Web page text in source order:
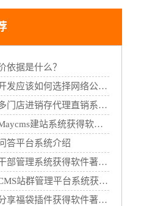
经营
依据是什么？
上海直销系统开发应该如何选择网络公司？
【喜报】旗贝多门店进销存代理直销系统获得软件著作权证书
【喜报】旗贝Maycms建站系统获得软件著作权证书
答平台系统介绍
【喜报】旗贝干部管理系统获得软件著作权证书
【喜报】旗贝CMS站群管理平台系统获得软件著作权证书
【喜报】旗贝分享福袋插件获得软件著作权证书